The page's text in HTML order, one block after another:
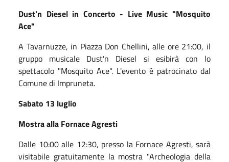
Dust'n Diesel in Concerto - Live Music "Mosquito
Ace"
A Tavarnuzze, in Piazza Don Chellini, alle ore 21:00, il
gruppo musicale Dust'n Diesel si esibirà con lo
spettacolo "Mosquito Ace". L'evento è patrocinato dal
Comune di Impruneta.
Sabato 13 luglio
Mostra alla Fornace Agresti
Dalle 10:00 alle 12:30, presso la Fornace Agresti, sarà
visitabile gratuitamente la mostra "Archeologia della